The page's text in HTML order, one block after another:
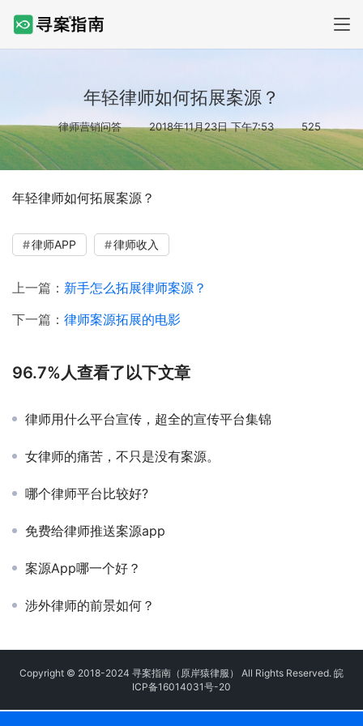
年轻律师如何拓展案源？
律师营销问答 2018年11月23日 下午7:53 525
年轻律师如何拓展案源？
律师APP 律师收入
上一篇： 新手怎么拓展律师案源？
下一篇： 律师案源拓展的电影
96.7%人查看了以下文章
律师用什么平台宣传，超全的宣传平台集锦
女律师的痛苦，不只是没有案源。
哪个律师平台比较好?
免费给律师推送案源app
案源App哪一个好？
涉外律师的前景如何？
Copyright © 2018-2024 寻案指南（原岸猿律服） All Rights Reserved. 皖
ICP备16014031号-20